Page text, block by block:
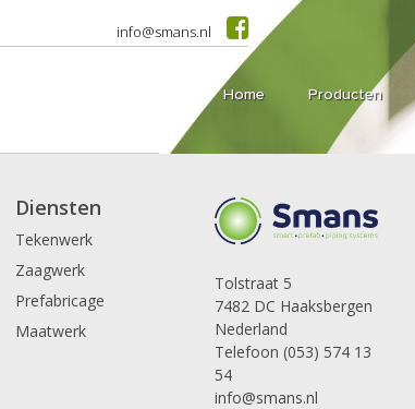
info@smans.nl
Home Producten
Diensten
Tekenwerk
Zaagwerk
Prefabricage
Maatwerk
Tolstraat 5
7482 DC Haaksbergen
Nederland
Telefoon (053) 574 13
54
info@smans.nl